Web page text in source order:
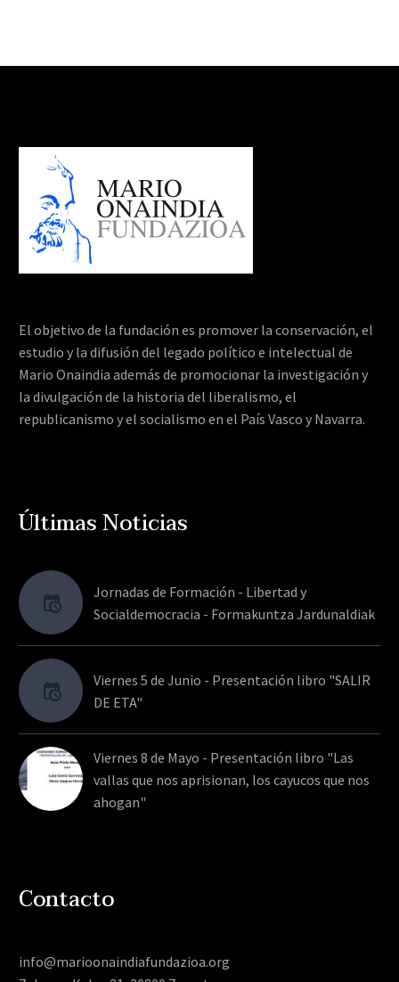
El objetivo de la fundación es promover la conservación, el
estudio y la difusión del legado político e intelectual de
Mario Onaindia además de promocionar la investigación y
la divulgación de la historia del liberalismo, el
republicanismo y el socialismo en el País Vasco y Navarra.
Últimas Noticias
Jornadas de Formación - Libertad y
Socialdemocracia - Formakuntza Jardunaldiak
Viernes 5 de Junio - Presentación libro "SALIR
DE ETA"
Viernes 8 de Mayo - Presentación libro "Las
vallas que nos aprisionan, los cayucos que nos
ahogan"
Contacto
info@marioonaindiafundazioa.org